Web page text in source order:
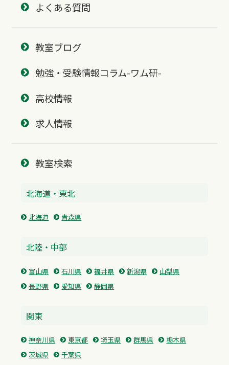
よくある質問
教室ブログ
勉強・受験情報コラム-ワム研-
高校情報
求人情報
教室検索
北海道・東北
北海道 青森県
北陸・中部
富山県 石川県 福井県 新潟県
山梨県
長野県
愛知県 静岡県
関東
神奈川県 東京都 埼玉県 群馬県
栃木県
茨城県
千葉県